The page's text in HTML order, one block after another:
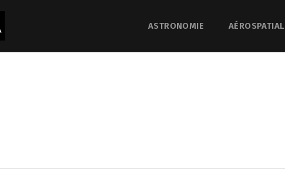
ASTRONOMIE AÉROSPATIAL